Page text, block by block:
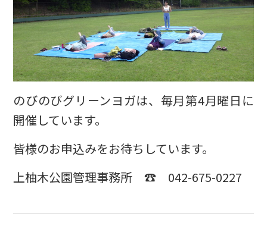
のびのびグリーンヨガは、毎月第4月曜日に
開催しています。
皆様のお申込みをお待ちしています。
上柚木公園管理事務所 ☎ 042-675-0227